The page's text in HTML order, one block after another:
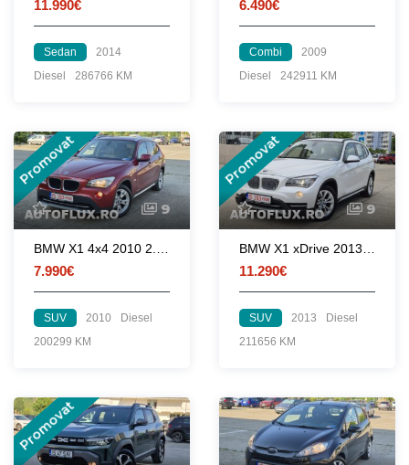
11.990€
Sedan
2014
Diesel
286766 KM
6.490€
Combi
2009
Diesel
242911 KM
Promovat
9
7.990€
SUV 2010
Diesel
200299 KM
Promovat
9
11.290€
SUV 2013
Diesel
211656 KM
Promovat